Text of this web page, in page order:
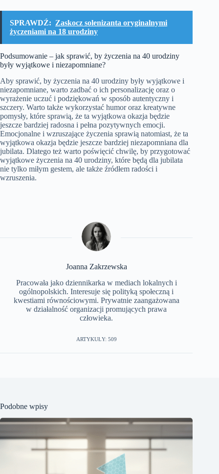
SPRAWDŹ: Zaskocz solenizanta oryginalnymi
życzeniami na 18 urodziny
Podsumowanie – jak sprawić, by życzenia na 40 urodziny
były wyjątkowe i niezapomniane?
Aby sprawić, by życzenia na 40 urodziny były wyjątkowe i
niezapomniane, warto zadbać o ich personalizację oraz o
wyrażenie uczuć i podziękowań w sposób autentyczny i
szczery. Warto także wykorzystać humor oraz kreatywne
pomysły, które sprawią, że ta wyjątkowa okazja będzie
jeszcze bardziej radosna i pełna pozytywnych emocji.
Emocjonalne i wzruszające życzenia sprawią natomiast, że ta
wyjątkowa okazja będzie jeszcze bardziej niezapomniana dla
jubilata. Dlatego też warto poświęcić chwilę, by przygotować
wyjątkowe życzenia na 40 urodziny, które będą dla jubilata
nie tylko miłym gestem, ale także źródłem radości i
wzruszenia.
Joanna Zakrzewska
Pracowała jako dziennikarka w mediach lokalnych i
ogólnopolskich. Interesuje się polityką społeczną i
kwestiami równościowymi. Prywatnie zaangażowana
w działalność organizacji promujących prawa
człowieka.
ARTYKUŁY: 509
Podobne wpisy